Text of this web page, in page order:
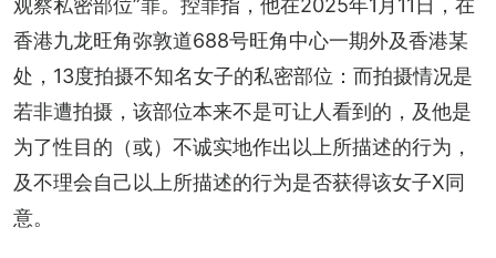
香港九龙旺角弥敦道688号旺角中心一期外及香港某
处，13度拍摄不知名女子的私密部位：而拍摄情况是
若非遭拍摄，该部位本来不是可让人看到的，及他是
为了性目的（或）不诚实地作出以上所描述的行为，
及不理会自己以上所描述的行为是否获得该女子X同
意。